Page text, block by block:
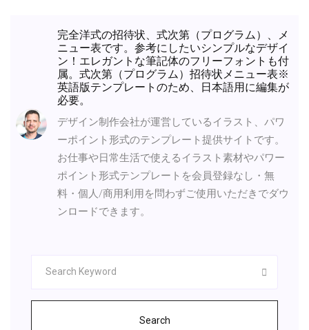
完全洋式の招待状、式次第（プログラム）、メ
ニュー表です。参考にしたいシンプルなデザイ
ン！エレガントな筆記体のフリーフォントも付
属。式次第（プログラム）招待状メニュー表※
英語版テンプレートのため、日本語用に編集が
必要。
デザイン制作会社が運営しているイラスト、パワ
ーポイント形式のテンプレート提供サイトです。
お仕事や日常生活で使えるイラスト素材やパワー
ポイント形式テンプレートを会員登録なし・無
料・個人/商用利用を問わずご使用いただきでダウ
ンロードできます。
Search